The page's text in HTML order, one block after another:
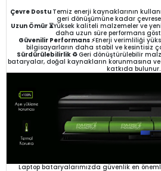
Çevre Dostu Temiz enerji kaynaklarının
geri dönüşümüne kadar
Uzun Ömür ⏳Yüksek kaliteli malzemeler ve
daha uzun süre performans
Güvenilir Performans ⚡Enerji verimliliği
bilgisayarların daha stabil ve kesintisiz
Sürdürülebilirlik ♻️Geri dönüştürülebilir
bataryalar, doğal kaynakların korunmasına ve
katkıda bulunur.
Laptop bataryalarımızda güvenlik en